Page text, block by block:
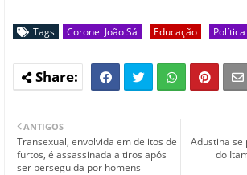
Tags Coronel João Sá Educação Política
Adustina se
do
ANTIGOS
Transexual, envolvida em delitos de
furtos, é assassinada a tiros após
ser perseguida por homens